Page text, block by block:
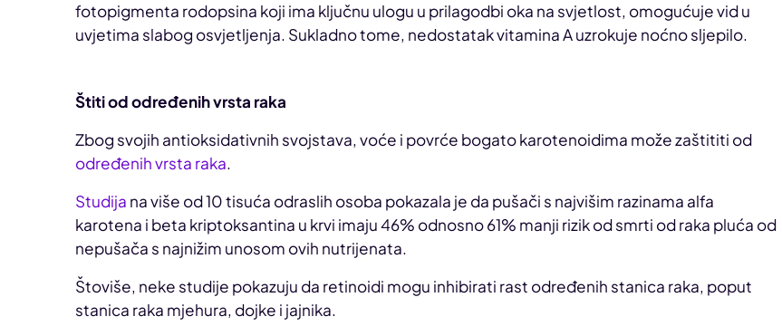
fotopigmenta rodopsina koji ima ključnu ulogu u prilagodbi oka na svjetlost, omogućuje vid u
uvjetima slabog osvjetljenja. Sukladno tome, nedostatak vitamina A uzrokuje noćno sljepilo.
Štiti od određenih vrsta raka
Zbog svojih antioksidativnih svojstava, voće i povrće bogato karotenoidima može zaštititi od
određenih vrsta raka.
Studija na više od 10 tisuća odraslih osoba pokazala je da pušači s najvišim razinama alfa
karotena i beta kriptoksantina u krvi imaju 46% odnosno 61% manji rizik od smrti od raka pluća od
nepušača s najnižim unosom ovih nutrijenata.
Štoviše, neke studije pokazuju da retinoidi mogu inhibirati rast određenih stanica raka, poput
stanica raka mjehura, dojke i jajnika.